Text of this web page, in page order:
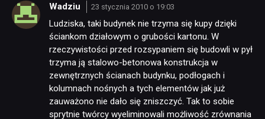
Wadziu 23 stycznia 2010 o 19:03
Ludziska, taki budynek nie trzyma się kupy dzięki
ściankom działowym o grubości kartonu. W
rzeczywistości przed rozsypaniem się budowli w pył
trzyma ją stalowo-betonowa konstrukcja w
zewnętrznych ścianach budynku, podłogach i
kolumnach nośnych a tych elementów jak już
zauważono nie dało się zniszczyć. Tak to sobie
sprytnie twórcy wyeliminowali możliwość zrównania